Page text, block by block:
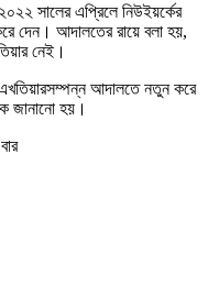
সালের এপ্রিলে নিউইয়র্কের
দেন। আদালতের রায়ে বলা হয়,
নেই।
এখতিয়ারসম্পন্ন আদালতে নতুন করে
জানানো হয়।